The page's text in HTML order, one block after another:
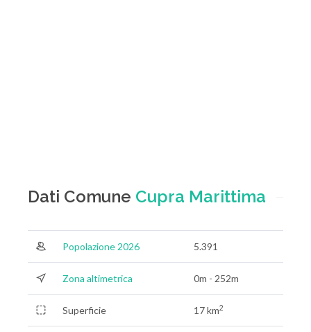
Dati Comune Cupra Marittima
Popolazione 2026 5.391
Zona altimetrica 0m - 252m
Superficie 17 km2